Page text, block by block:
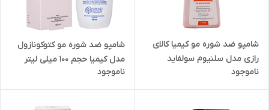
شامپو ضد شوره مو کیمیا کالای
رازی مدل سلنیوم سولفاید
لیتر
ناموجود
شامپو ضد شوره مو کتوکونازول
مدل کیمیا حجم 100 میلی لیتر
ناموجود